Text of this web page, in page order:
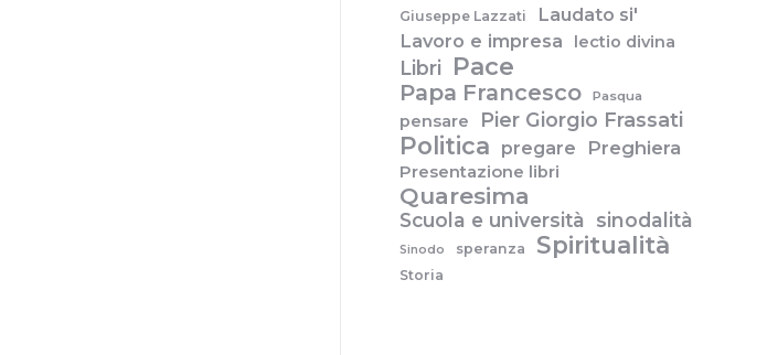
Giuseppe Lazzati
Laudato si'
Lavoro e impresa
lectio divina
Libri Pace
Papa Francesco Pasqua
pensare Pier Giorgio Frassati
Politica pregare Preghiera
Presentazione libri
Quaresima
Scuola e università sinodalità
Sinodo speranza Spiritualità
Storia